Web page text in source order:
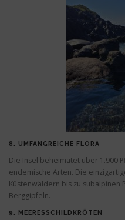
8. UMFANGREICHE FLORA
Die Insel beheimatet über 1.900
endemische Arten. Die
Küstenwäldern bis zu subalpinen
Berggipfeln.
9. MEERESSCHILDKRÖTEN